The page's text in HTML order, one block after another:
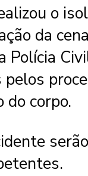
o
da
Polícia
pelos
do corpo.